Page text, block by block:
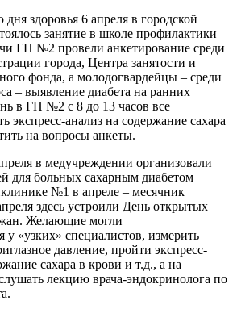
здоровья 6 апреля в городской
занятие в школе профилактики
ГП №2 провели анкетирование среди
города, Центра занятости и
фонда, а молодогвардейцы – среди
– выявление диабета на ранних
в ГП №2 с 8 до 13 часов все
экспресс-анализ на содержание сахара
на вопросы анкеты.
в медучреждении организовали
для больных сахарным диабетом
№1 в апреле – месячник
здесь устроили День открытых
Желающие могли
у «узких» специалистов, измерить
давление, пройти экспресс-
сахара в крови и т.д., а на
лекцию врача-эндокринолога по